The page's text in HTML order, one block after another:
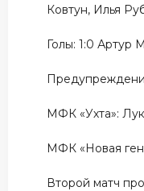
Ковтун, Илья
Голы: 1:0 Артур
МФК «Ухта»:
МФК «Новая
Второй матч